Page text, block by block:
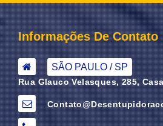
Informações De Contato
SÃO PAULO / SP
Rua Glauco Velasques, 285,